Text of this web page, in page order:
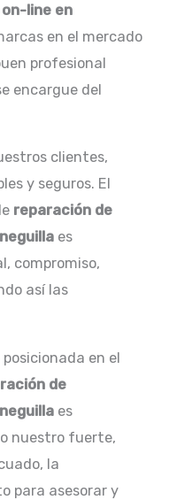
line en
en el mercado
profesional
encargue del
clientes,
y seguros. El
reparación de
es
compromiso,
así las
en el
de
es
nuestro fuerte,
la
para asesorar y